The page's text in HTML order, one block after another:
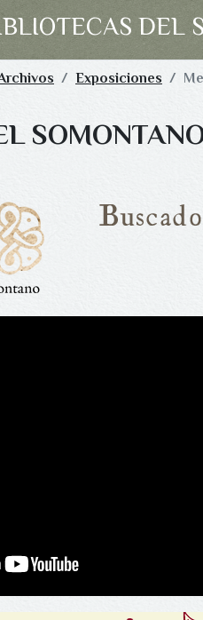
DEL
Exposiciones